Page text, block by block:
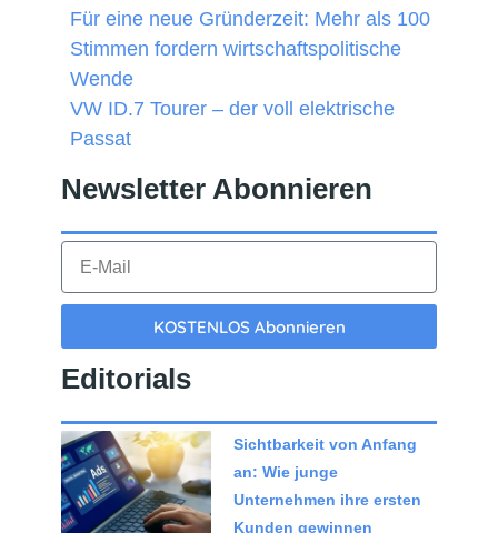
Für eine neue Gründerzeit: Mehr als 100
Stimmen fordern wirtschaftspolitische
Wende
VW ID.7 Tourer – der voll elektrische
Passat
Newsletter Abonnieren​
KOSTENLOS Abonnieren
Editorials
Sichtbarkeit von Anfang
an: Wie junge
Unternehmen ihre ersten
Kunden gewinnen